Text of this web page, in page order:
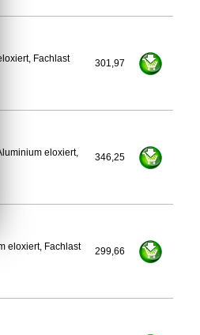
Fachlast
301,97
eloxiert,
346,25
eloxiert, Fachlast
299,66